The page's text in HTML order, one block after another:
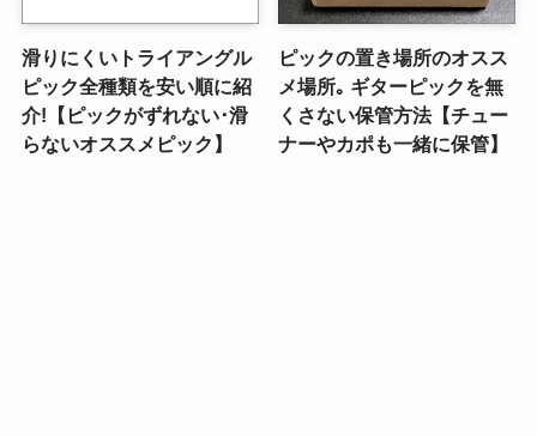
滑りにくいトライアングル
ピック全種類を安い順に紹
介!【ピックがずれない･滑
らないオススメピック】
ピックの置き場所のオスス
メ場所｡ ギターピックを無
くさない保管方法【チュー
ナーやカポも一緒に保管】